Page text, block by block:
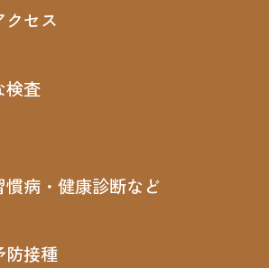
クセス
検査
慣病・健康診断など
防接種